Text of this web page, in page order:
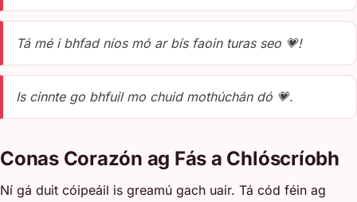
Tá mé i bhfad níos mó ar bís faoin turas seo 💗!
Is cinnte go bhfuil mo chuid mothúchán dó 💗.
Conas Corazón ag Fás a Chlóscríobh
Ní gá duit cóipeáil is greamú gach uair. Tá cód féin ag